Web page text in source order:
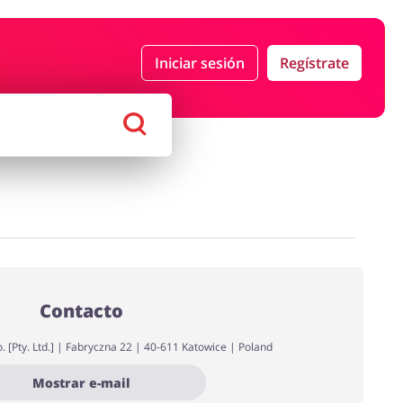
Iniciar sesión Regístrate
Megatiendas
Contacto
[Pty. Ltd.] | Fabryczna 22 | 40-611 Katowice | Poland
Mostrar e-mail